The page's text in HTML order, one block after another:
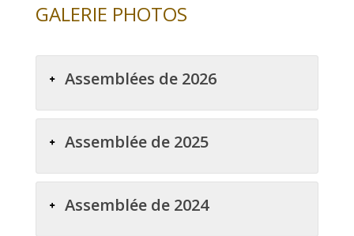
GALERIE PHOTOS
Assemblées de 2026
Assemblée de 2025
Assemblée de 2024